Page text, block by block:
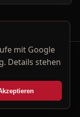
in Europa der
eines kleinen
und Genre-
mit Google
Details stehen